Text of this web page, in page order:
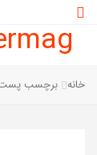
خانه برچسب